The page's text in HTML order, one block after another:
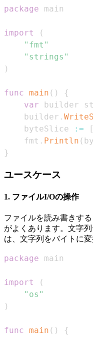
package
import
(
"fmt"
"strings"
)
func main ( )
{
var builder
    builder
.
    byteSlice
:= [
    fmt
. Println (
}
ユースケース
1. ファイルI/Oの操作
ファイルを読み書きす
がよくあります。文字
は、文字列をバイトに
package
import
(
"os"
)
func main ( )
{